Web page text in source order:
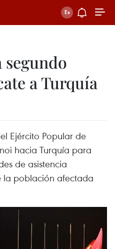
a Turquía
Ejército Popular de
hacia Turquía para
de asistencia
la población afectada